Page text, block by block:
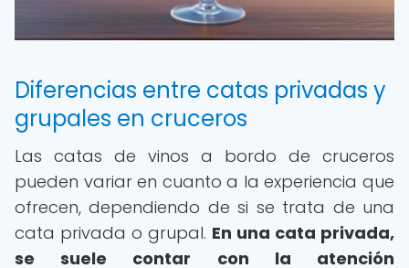
Diferencias entre catas privadas y
grupales en cruceros
Las catas de vinos a bordo de cruceros
pueden variar en cuanto a la experiencia que
ofrecen, dependiendo de si se trata de una
cata privada o grupal. En una cata privada,
se suele contar con la atención